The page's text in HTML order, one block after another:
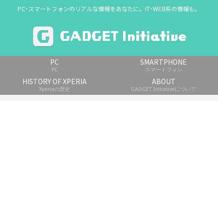
PC･スマートフォンのリアルな情報をあなたに。IT･WEB系の情報も。
PC
PC
SMARTPHONE
スマートフォン
HISTORY OF XPERIA
Xperiaの歴史
ABOUT
GADGET Initiativeについて